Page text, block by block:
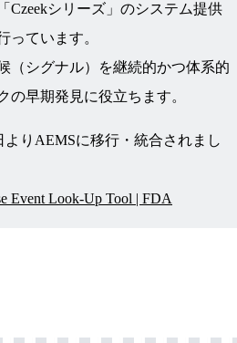
Czeekシリーズ」のシステム提供
っています。
（シグナル）を継続的かつ体系的
の早期発見に役立ちます。
よりAEMSに移行・統合されまし
Event Look-Up Tool | FDA